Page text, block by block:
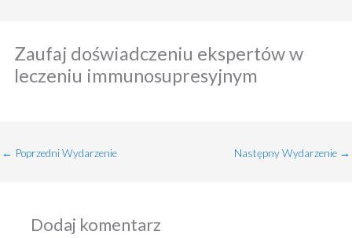
Zaufaj doświadczeniu ekspertów w
leczeniu immunosupresyjnym
← Poprzedni Wydarzenie Następny Wydarzenie →
Dodaj komentarz